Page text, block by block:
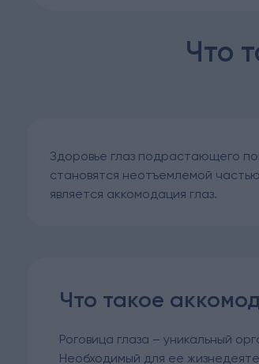
Что
Здоровье глаз подрастающего
становятся неотъемлемой
является аккомодация глаз.
Что такое
Роговица глаза – уникальный
Необходимый для ее